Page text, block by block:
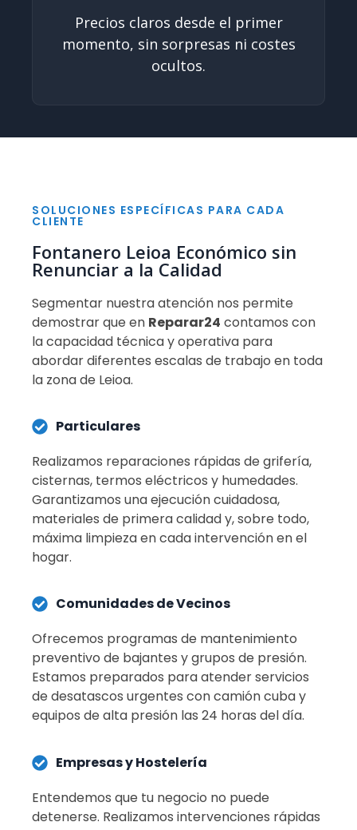
Precios claros desde el primer
momento, sin sorpresas ni costes
ocultos.
SOLUCIONES ESPECÍFICAS PARA CADA
CLIENTE
Fontanero Leioa Económico sin
Renunciar a la Calidad
Segmentar nuestra atención nos permite
demostrar que en Reparar24 contamos con
la capacidad técnica y operativa para
abordar diferentes escalas de trabajo en toda
la zona de Leioa.
Particulares
Realizamos reparaciones rápidas de grifería,
cisternas, termos eléctricos y humedades.
Garantizamos una ejecución cuidadosa,
materiales de primera calidad y, sobre todo,
máxima limpieza en cada intervención en el
hogar.
Comunidades de Vecinos
Ofrecemos programas de mantenimiento
preventivo de bajantes y grupos de presión.
Estamos preparados para atender servicios
de desatascos urgentes con camión cuba y
equipos de alta presión las 24 horas del día.
Empresas y Hostelería
Entendemos que tu negocio no puede
detenerse. Realizamos intervenciones rápidas